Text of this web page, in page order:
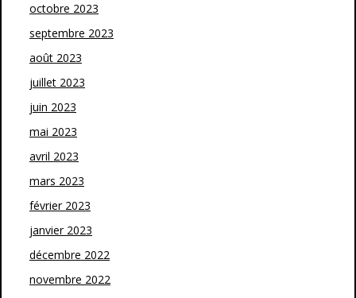
octobre 2023
septembre 2023
août 2023
juillet 2023
juin 2023
mai 2023
avril 2023
mars 2023
février 2023
janvier 2023
décembre 2022
novembre 2022